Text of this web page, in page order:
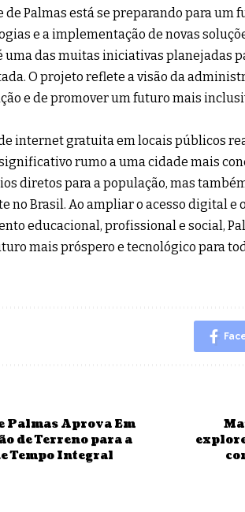
de Palmas está se preparando para um
e a implementação de novas
uma das muitas iniciativas planejadas
O projeto reflete a visão da
e de promover um futuro mais
internet gratuita em locais públicos
rumo a uma cidade mais
diretos para a população, mas
no Brasil. Ao ampliar o acesso digital e
educacional, profissional e social,
mais próspero e tecnológico para
Palmas Aprova Em
de Terreno para a
Tempo Integral